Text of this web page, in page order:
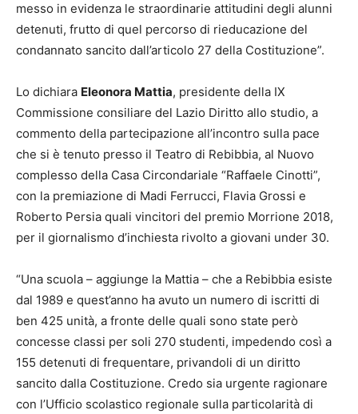
messo in evidenza le straordinarie attitudini degli alunni
detenuti, frutto di quel percorso di rieducazione del
condannato sancito dall’articolo 27 della Costituzione”.
Lo dichiara Eleonora Mattia, presidente della IX
Commissione consiliare del Lazio Diritto allo studio, a
commento della partecipazione all’incontro sulla pace
che si è tenuto presso il Teatro di Rebibbia, al Nuovo
complesso della Casa Circondariale “Raffaele Cinotti”,
con la premiazione di Madi Ferrucci, Flavia Grossi e
Roberto Persia quali vincitori del premio Morrione 2018,
per il giornalismo d’inchiesta rivolto a giovani under 30.
“Una scuola – aggiunge la Mattia – che a Rebibbia esiste
dal 1989 e quest’anno ha avuto un numero di iscritti di
ben 425 unità, a fronte delle quali sono state però
concesse classi per soli 270 studenti, impedendo così a
155 detenuti di frequentare, privandoli di un diritto
sancito dalla Costituzione. Credo sia urgente ragionare
con l’Ufficio scolastico regionale sulla particolarità di